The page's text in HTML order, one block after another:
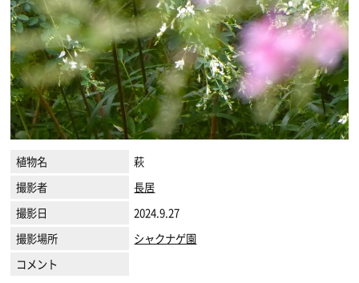
植物名
萩
撮影者
長居
撮影日
2024.9.27
撮影場所
シャクナゲ園
コメント